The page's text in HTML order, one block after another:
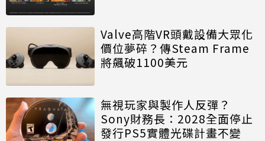
Valve高階VR頭戴設備大眾化
價位夢碎？傳Steam Frame
將飆破1100美元
無視玩家與製作人反彈？
Sony財務長：2028全面停止
發行PS5實體光碟計畫不變